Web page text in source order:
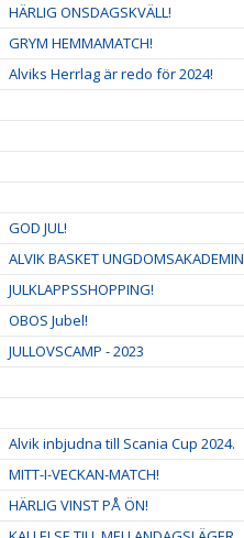
HÄRLIG ONSDAGSKVÄLL!
GRYM HEMMAMATCH!
Alviks Herrlag är redo för 2024!
GOD JUL!
ALVIK BASKET UNGDOMSAKADEMIN
JULKLAPPSSHOPPING!
OBOS Jubel!
JULLOVSCAMP - 2023
Alvik inbjudna till Scania Cup 2024.
MITT-I-VECKAN-MATCH!
HÄRLIG VINST PÅ ÖN!